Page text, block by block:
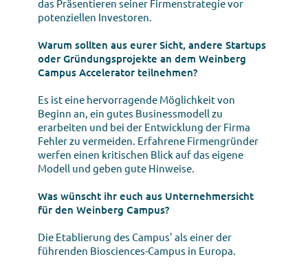
das Präsentieren seiner Firmenstrategie vor
potenziellen Investoren.
Warum sollten aus eurer Sicht, andere Startups
oder Gründungsprojekte an dem Weinberg
Campus Accelerator teilnehmen?
Es ist eine hervorragende Möglichkeit von
Beginn an, ein gutes Businessmodell zu
erarbeiten und bei der Entwicklung der Firma
Fehler zu vermeiden. Erfahrene Firmengründer
werfen einen kritischen Blick auf das eigene
Modell und geben gute Hinweise.
Was wünscht ihr euch aus Unternehmersicht
für den Weinberg Campus?
Die Etablierung des Campus' als einer der
führenden Biosciences-Campus in Europa.